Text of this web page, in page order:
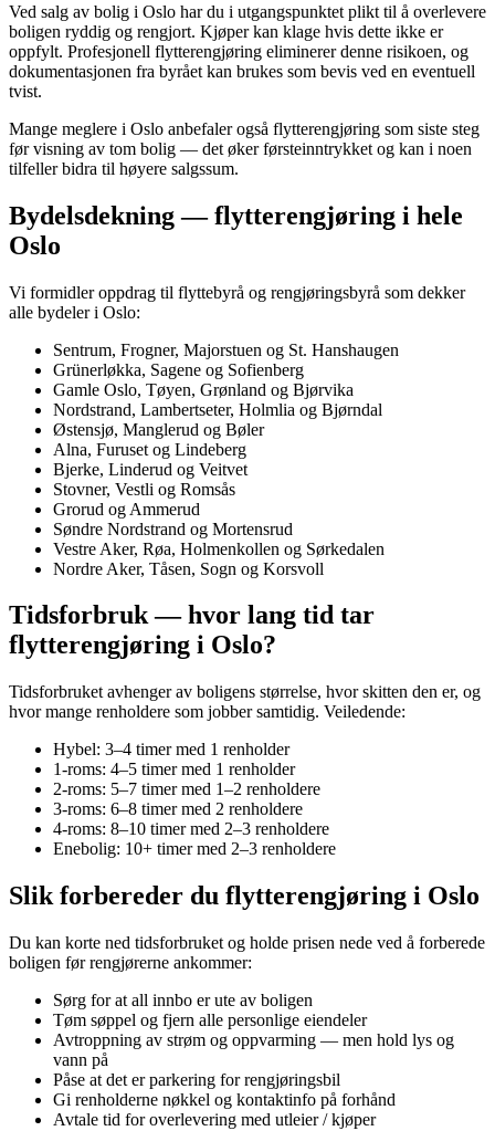
Ved salg av bolig i Oslo har du i utgangspunktet plikt til å overlevere
boligen ryddig og rengjort. Kjøper kan klage hvis dette ikke er
oppfylt. Profesjonell flytterengjøring eliminerer denne risikoen, og
dokumentasjonen fra byrået kan brukes som bevis ved en eventuell
tvist.
Mange meglere i Oslo anbefaler også flytterengjøring som siste steg
før visning av tom bolig — det øker førsteinntrykket og kan i noen
tilfeller bidra til høyere salgssum.
Bydelsdekning — flytterengjøring i hele
Oslo
Vi formidler oppdrag til flyttebyrå og rengjøringsbyrå som dekker
alle bydeler i Oslo:
Sentrum, Frogner, Majorstuen og St. Hanshaugen
Grünerløkka, Sagene og Sofienberg
Gamle Oslo, Tøyen, Grønland og Bjørvika
Nordstrand, Lambertseter, Holmlia og Bjørndal
Østensjø, Manglerud og Bøler
Alna, Furuset og Lindeberg
Bjerke, Linderud og Veitvet
Stovner, Vestli og Romsås
Grorud og Ammerud
Søndre Nordstrand og Mortensrud
Vestre Aker, Røa, Holmenkollen og Sørkedalen
Nordre Aker, Tåsen, Sogn og Korsvoll
Tidsforbruk — hvor lang tid tar
flytterengjøring i Oslo?
Tidsforbruket avhenger av boligens størrelse, hvor skitten den er, og
hvor mange renholdere som jobber samtidig. Veiledende:
Hybel: 3–4 timer med 1 renholder
1-roms: 4–5 timer med 1 renholder
2-roms: 5–7 timer med 1–2 renholdere
3-roms: 6–8 timer med 2 renholdere
4-roms: 8–10 timer med 2–3 renholdere
Enebolig: 10+ timer med 2–3 renholdere
Slik forbereder du flytterengjøring i Oslo
Du kan korte ned tidsforbruket og holde prisen nede ved å forberede
boligen før rengjørerne ankommer:
Sørg for at all innbo er ute av boligen
Tøm søppel og fjern alle personlige eiendeler
Avtroppning av strøm og oppvarming — men hold lys og
vann på
Påse at det er parkering for rengjøringsbil
Gi renholderne nøkkel og kontaktinfo på forhånd
Avtale tid for overlevering med utleier / kjøper